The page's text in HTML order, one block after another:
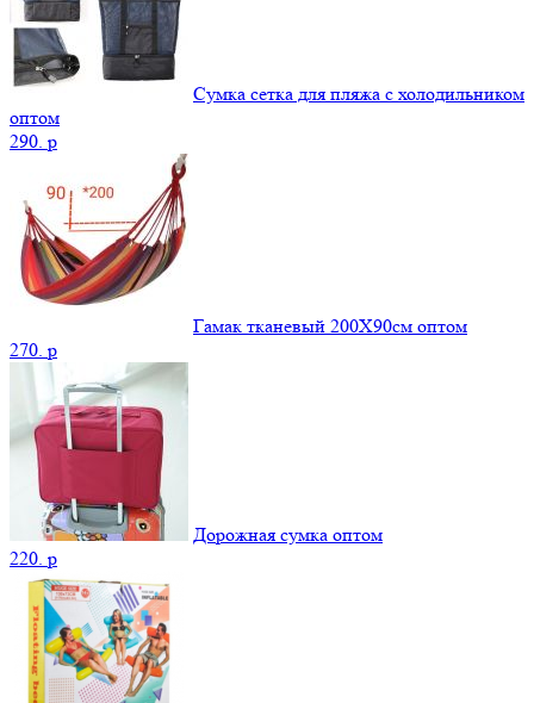
Сумка сетка для пляжа с холодильником
оптом
290. p
Гамак тканевый 200Х90см оптом
270. p
Дорожная сумка оптом
220. p